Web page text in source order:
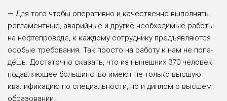
— Для того чтобы оперативно и качественно выполнять
регламент­ные, аварийные и другие необхо­димые работы
на нефтепроводе, к каждому сотруднику предъяв­ляются
особые требования. Так просто на работу к нам не попа­
дёшь. Достаточно сказать, что из нынешних 370 человек
подавляю­щее большинство имеют не только высшую
квалификацию по специ­альности, но и диплом о высшем
образовании.